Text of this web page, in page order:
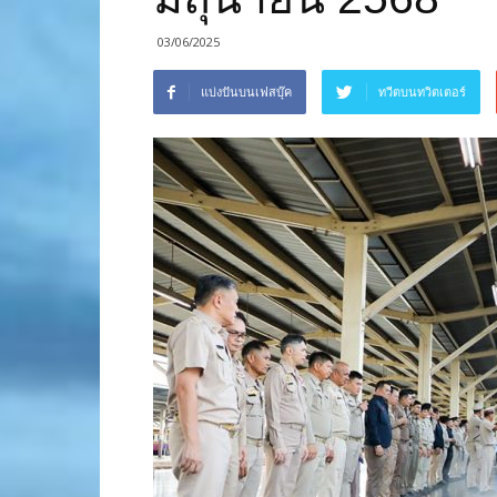
03/06/2025
แบ่งปันบนเฟสบุ๊ค ทวีตบนทวิตเตอร์